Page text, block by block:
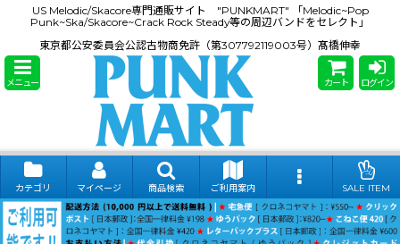
US Melodic/Skacore専門通販サイト "PUNKMART" 「Melodic~Pop
Punk~Ska/Skacore~Crack Rock Steady等の周辺バンドをセレクト」
東京都公安委員会公認古物商免許（第307792119003号）髙橋伸幸
メニュー カート ログイン
カテゴリ マイページ 商品検索 ご利用案内 SALE ITEM